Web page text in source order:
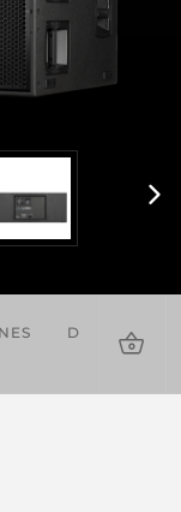
DESCARGAS